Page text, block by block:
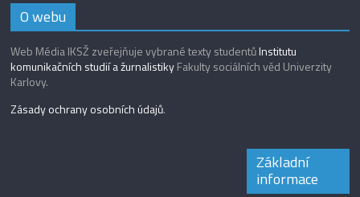
O webu
Web Média IKSŽ zveřejňuje vybrané texty studentůInstitutu
komunikačních studií a žurnalistikyFakulty sociálních věd Univerzity
Karlovy.
Zásady ochrany osobních údajů.
Základní
informace